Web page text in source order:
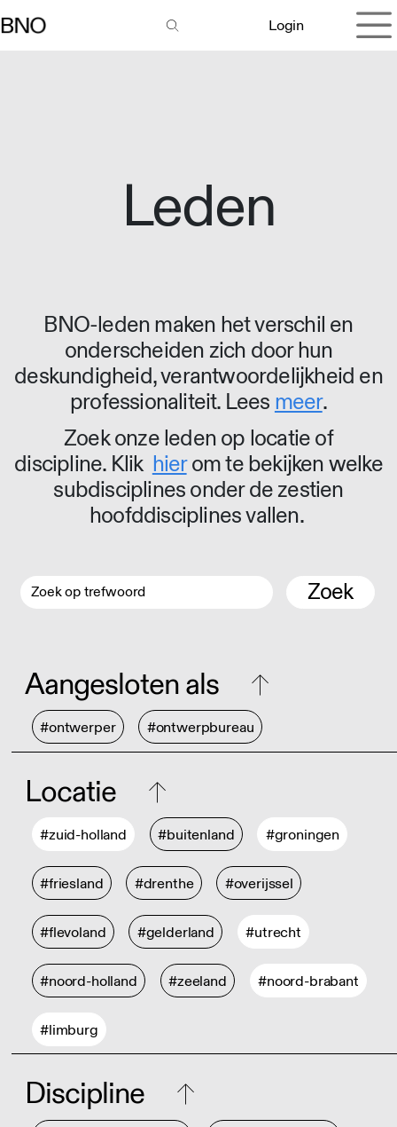
Login
Leden
BNO-leden maken het verschil en
onderscheiden zich door hun
deskundigheid, verantwoordelijkheid en
professionaliteit. Lees meer.
Zoek onze leden op locatie of
discipline. Klik hierom te bekijken welke
subdisciplines onder de zestien
hoofddisciplines vallen.
Zoek
Aangesloten als
#ontwerper #ontwerpbureau
Locatie
#zuid-holland #buitenland #groningen
#friesland #drenthe #overijssel
#flevoland #gelderland #utrecht
#noord-holland #zeeland #noord-brabant
#limburg
Discipline